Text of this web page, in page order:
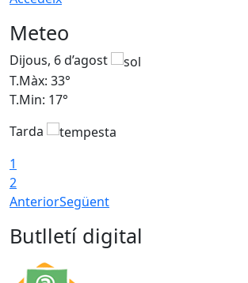
Meteo
Dijous, 6 d’agost
T.Màx: 33°
T.Min: 17°
Tarda
1
2
AnteriorSegüent
Butlletí digital